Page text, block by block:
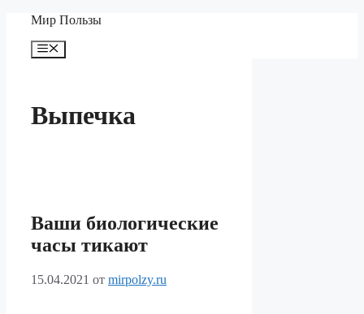
Перейти
содержимому
Мир Пользы
Меню
Выпечка
Ваши биологические
часы тикают
15.04.2021 от mirpolzy.ru